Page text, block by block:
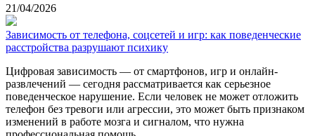
21/04/2026
Зависимость от телефона, соцсетей и игр: как поведенческие
расстройства разрушают психику
Цифровая зависимость — от смартфонов, игр и онлайн-
развлечений — сегодня рассматривается как серьезное
поведенческое нарушение. Если человек не может отложить
телефон без тревоги или агрессии, это может быть признаком
изменений в работе мозга и сигналом, что нужна